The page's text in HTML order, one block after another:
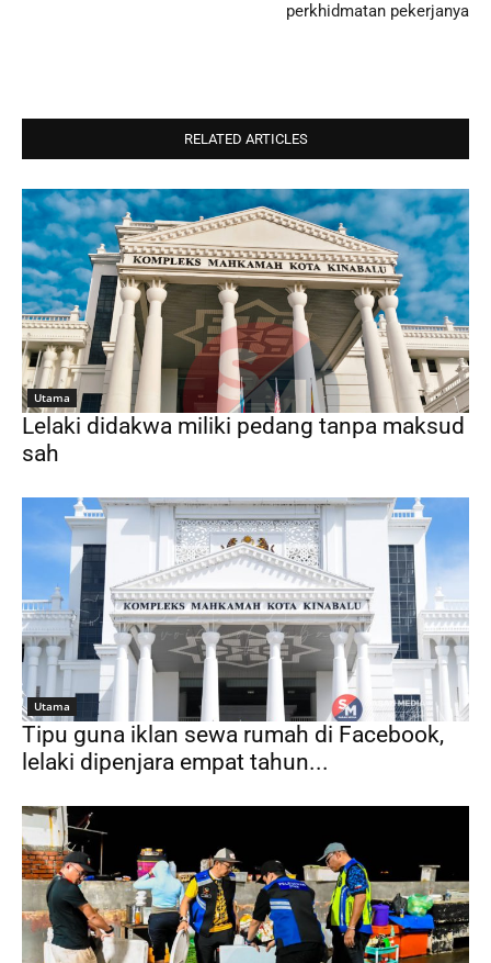
perkhidmatan pekerjanya
RELATED ARTICLES
Utama
Lelaki didakwa miliki pedang tanpa maksud
sah
Utama
Tipu guna iklan sewa rumah di Facebook,
lelaki dipenjara empat tahun...